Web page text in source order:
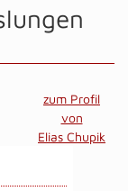
zum Profil
von
Elias Chupik